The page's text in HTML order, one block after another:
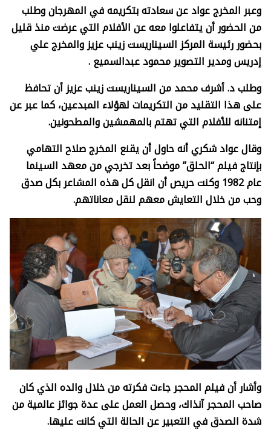
وعبر المخرج عواد عن سعادته بتكريمه في المهرجان وطلب
من الحضور أن يتفاعلوا معه عن الأفلام التي عرضت منذ قليل
بحضور رئيسة المركز السيناريست زينب عزيز والمخرج علي
إدريس ومدير التصوير محمود عبدالسميع .
وطلب د. أشرف محمد من السيناريست زينب عزيز أن تحافظ
على هذا التقليد من التكريمات لهؤلاء المبدعين، كما عبر عن
إمتنانه للأفلام التي تهتم بالمهمشين والمطحونين.
وقال عواد شكري أنه حاول أن يقنع المخرج صلاح التهامي
بإنتاج فيلم “الحلق” موضحاً بعد تخرجي من معهد السينما
عام 1982 وكنت حريص أن انقل كل هذه المشاعر بكل صدق
وحب من خلال التعايش معهم لنقل معاناتهم.
وأشار أن فيلم المحجر جاءت فكرته من خلال والده الذي كان
صاحب المحجر آنذاك، وحصل العمل على عدة جوائز عالمية من
شدة الصدق في التعبير عن الحالة التي كانت عليها.